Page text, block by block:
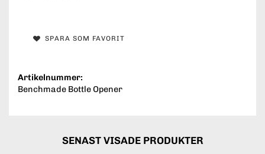
SPARA SOM FAVORIT
Artikelnummer:
Benchmade Bottle Opener
SENAST VISADE PRODUKTER